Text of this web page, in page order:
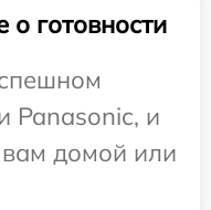
готовности
Panasonic, и
вам домой или